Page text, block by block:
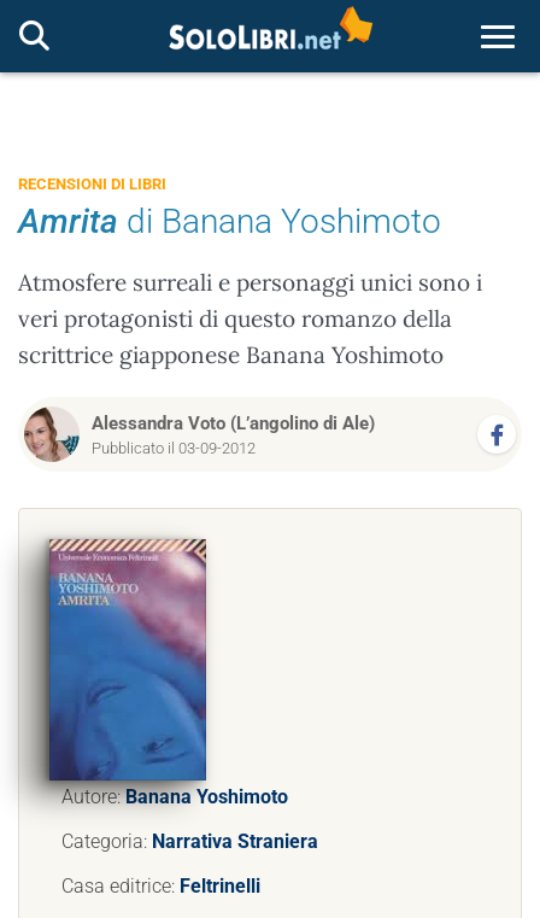
RECENSIONI DI LIBRI
Amrita di Banana Yoshimoto
Atmosfere surreali e personaggi unici sono i
veri protagonisti di questo romanzo della
scrittrice giapponese Banana Yoshimoto
Alessandra Voto (L’angolino di Ale)
Pubblicato il 03-09-2012
Autore:Banana Yoshimoto
Categoria: Narrativa Straniera
Casa editrice: Feltrinelli